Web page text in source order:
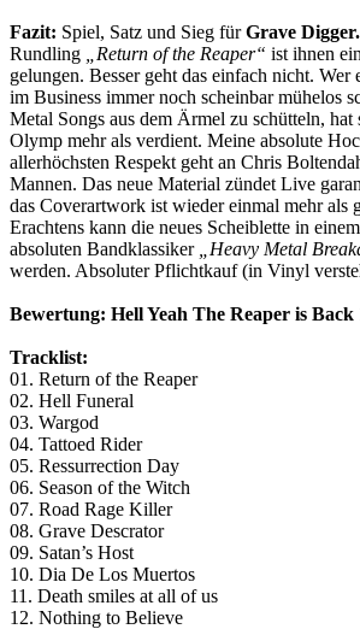
Fazit: Spiel, Satz und Sieg fürGrave Digger.
Rundling
„Return of the Reaper“ ist ihnen
gelungen. Besser geht das einfach nicht. Wer
im Business immer noch scheinbar mühelos
Metal Songs aus dem Ärmel zu schütteln, hat
Olymp mehr als verdient. Meine absolute
allerhöchsten Respekt geht an Chris
Mannen. Das neue Material zündet Live
das Coverartwork ist wieder einmal mehr als
Erachtens kann die neues Scheiblette in
absoluten Bandklassiker
„Heavy Metal
werden. Absoluter Pflichtkauf (in Vinyl
Bewertung: Hell Yeah The Reaper is Back
Tracklist:
01. Return of the Reaper
02. Hell Funeral
03. Wargod
04. Tattoed Rider
05. Ressurrection Day
06. Season of the Witch
07. Road Rage Killer
08. Grave Descrator
09. Satan’s Host
10. Dia De Los Muertos
11. Death smiles at all of us
12. Nothing to Believe